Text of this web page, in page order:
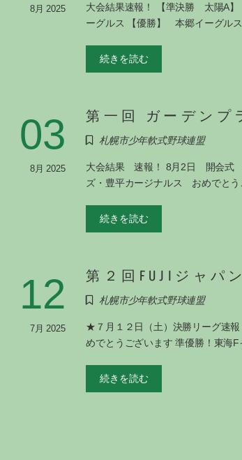
8月 2025
大会結果速報！ 【準決勝 太陽A
ーグルス 【優勝】 本郷イーグル
続きを読む
03
8月 2025
第一回 ガーデンプ
札幌市少年軟式野球連盟
大会結果 速報！ 8月2日 開会式
ズ・豊平カージナルス おめでとう
続きを読む
12
7月 2025
第２回FUJIジャパ
札幌市少年軟式野球連盟
★７月１２日（土）決勝リーグ速
めでとうございます 準優勝！東海
続きを読む